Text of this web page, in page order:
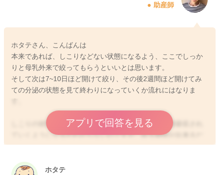
助産師
ホタテさん、こんばんは
本来であれば、しこりなどない状態になるよう、ここでしっか
りと母乳外来で絞ってもらうといいとは思います。
そして次は7~10日ほど開けて絞り、その後2週間ほど開けてみ
ての分泌の状態を見て終わりになっていくか流れにはなりま
しこりの状態もわからないこともありますので、今後吸収され
ていくようになるかわからないのですが、絞る期間が出来るだ
け時間を開けて絞るようにされた方がいいと思います。
ました。
アプリで回答を見る
ホタテ